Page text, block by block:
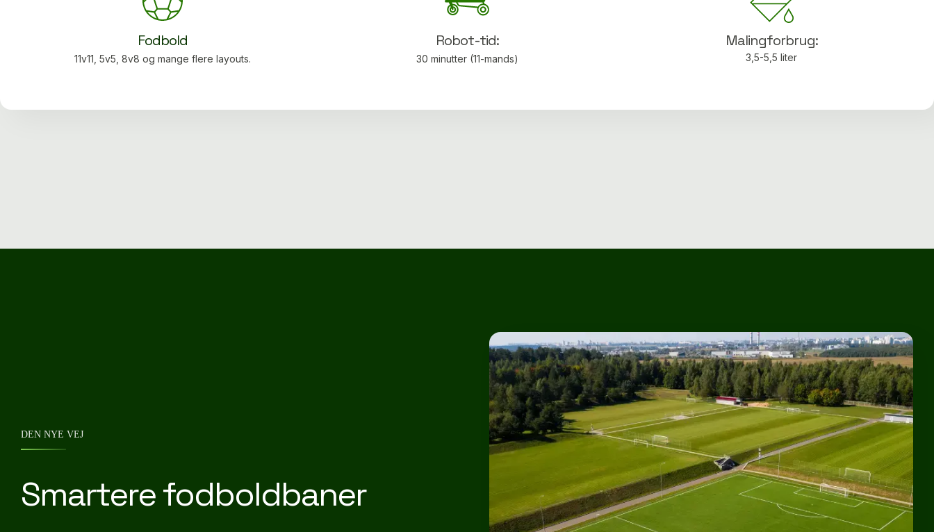
Fodbold
11v11, 5v5, 8v8 og mange flere layouts.
Robot-tid:
30 minutter (11-mands)
Malingforbrug:
3,5-5,5 liter
DEN NYE VEJ
Smartere fodboldbaner